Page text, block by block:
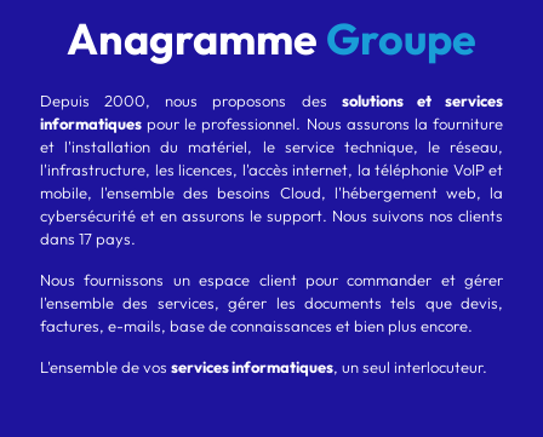
Anagramme Groupe
Depuis 2000, nous proposons des solutions et services
informatiques pour le professionnel. Nous assurons la fourniture
et l'installation du matériel, le service technique, le réseau,
l'infrastructure, les licences, l'accès internet, la téléphonie VoIP et
mobile, l'ensemble des besoins Cloud, l'hébergement web, la
cybersécurité et en assurons le support. Nous suivons nos clients
dans 17 pays.
Nous fournissons un espace client pour commander et gérer
l'ensemble des services, gérer les documents tels que devis,
factures, e-mails, base de connaissances et bien plus encore.
L'ensemble de vos services informatiques, un seul interlocuteur.